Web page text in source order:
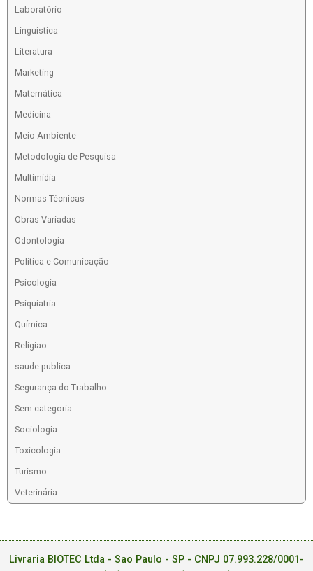
Laboratório
Linguística
Literatura
Marketing
Matemática
Medicina
Meio Ambiente
Metodologia de Pesquisa
Multimídia
Normas Técnicas
Obras Variadas
Odontologia
Política e Comunicação
Psicologia
Psiquiatria
Química
Religiao
saude publica
Segurança do Trabalho
Sem categoria
Sociologia
Toxicologia
Turismo
Veterinária
Livraria BIOTEC Ltda - Sao Paulo - SP - CNPJ 07.993.228/0001-